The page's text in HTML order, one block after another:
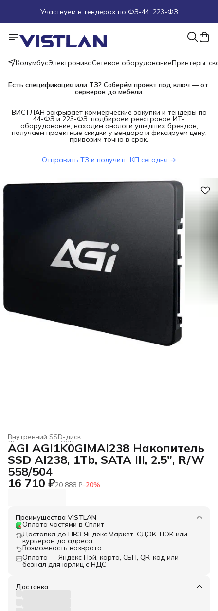
Участвуем в тендерах по ФЗ-44, 223-ФЗ
Пуско-наладочные работы
КолумбусЭлектроникаСетевое оборудованиеПринтеры,
Есть спецификация или ТЗ? Соберём проект под ключ — от
серверов до мебели.
ВИСТЛАН закрывает коммерческие закупки и тендеры по
44-ФЗ и 223-ФЗ: подбираем реестровое ИТ-
оборудование, находим аналоги ушедших брендов,
получаем проектные скидки у вендора и фиксируем цену,
привозим точно в срок.
Отправить ТЗ и получить КП сегодня →
Внутренний SSD-диск
Жесткие диски, SSD и сетевые накопители
Электроника ›
Главная ›
AGI AGI1K0GIMAI238 Накопитель
SSD AI238, 1Tb, SATA III, 2.5", R/W
558/504
16 710 ₽20 888 ₽−20%
Преимущества VISTLAN
Оплата частями в Сплит
Доставка до ПВЗ Яндекс.Маркет, СДЭК, ПЭК или
курьером до адреса
Возможность возврата
Оплата — Яндекс Пэй, карта, СБП, QR-код или
безнал для юрлиц с НДС
Доставка